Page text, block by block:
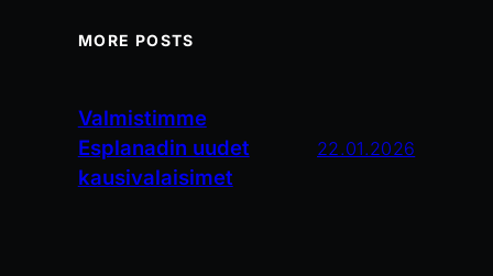
MORE POSTS
Valmistimme
Esplanadin uudet
kausivalaisimet
22.01.2026